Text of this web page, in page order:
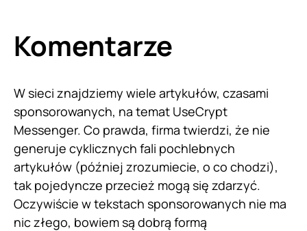
Komentarze
W sieci znajdziemy wiele artykułów, czasami
sponsorowanych, na temat UseCrypt
Messenger. Co prawda, firma twierdzi, że nie
generuje cyklicznych fali pochlebnych
artykułów (później zrozumiecie, o co chodzi),
tak pojedyncze przecież mogą się zdarzyć.
Oczywiście w tekstach sponsorowanych nie ma
nic złego, bowiem są dobrą formą